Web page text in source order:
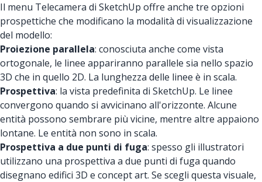
Il menu Telecamera di SketchUp offre anche tre opzioni
prospettiche che modificano la modalità di visualizzazione
del modello:
Proiezione parallela: conosciuta anche come vista
ortogonale, le linee appariranno parallele sia nello spazio
3D che in quello 2D. La lunghezza delle linee è in scala.
Prospettiva: la vista predefinita di SketchUp. Le linee
convergono quando si avvicinano all'orizzonte. Alcune
entità possono sembrare più vicine, mentre altre appaiono
lontane. Le entità non sono in scala.
Prospettiva a due punti di fuga: spesso gli illustratori
utilizzano una prospettiva a due punti di fuga quando
disegnano edifici 3D e concept art. Se scegli questa visuale,